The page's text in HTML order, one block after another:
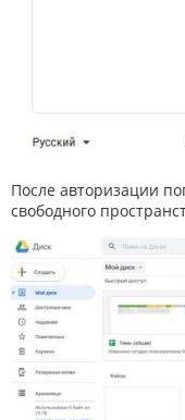
После авторизации
свободного